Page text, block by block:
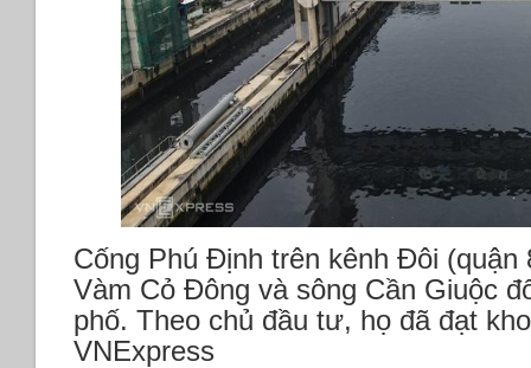
Cống Phú Định trên kênh Đôi (quận
Vàm Cỏ Đông và sông Cần Giuộc
phố. Theo chủ đầu tư, họ đã đạt
VNExpress